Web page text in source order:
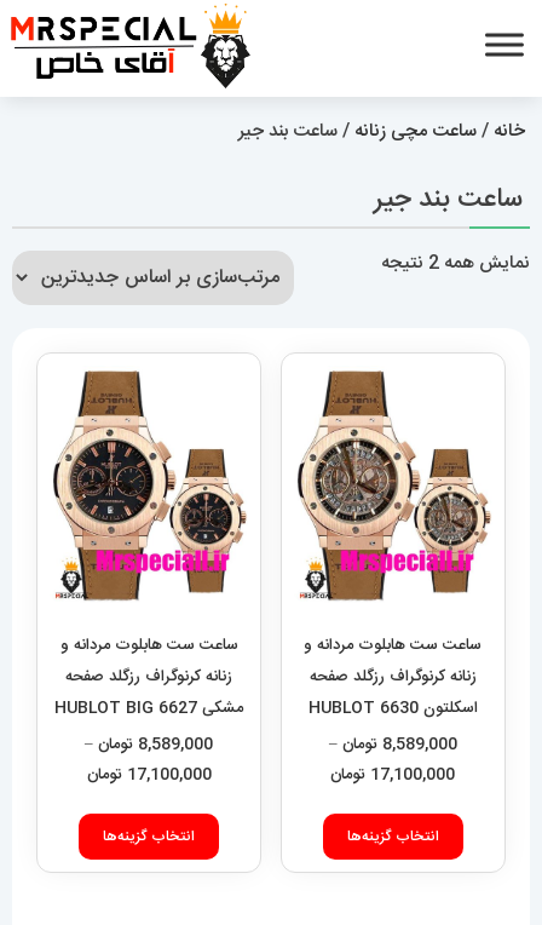
خانه /ساعت مچی زنانه / ساعت بند جیر
ساعت بند جیر
نمایش همه 2 نتیجه
جدیدترین
ساعت ست هابلوت مردانه و
زنانه کرنوگراف رزگلد صفحه
اسکلتون 6630 HUBLOT
BIG BANG
8,589,000 تومان–
17,100,000 تومانمحدوده
تا
انتخاب گزینه‌ها
این
محصول
ساعت ست هابلوت مردانه و
زنانه کرنوگراف رزگلد صفحه
مشکی 6627 HUBLOT BIG
BANG
8,589,000 تومان–
17,100,000 تومانمحدوده
تا
انتخاب گزینه‌ها
این
محصول